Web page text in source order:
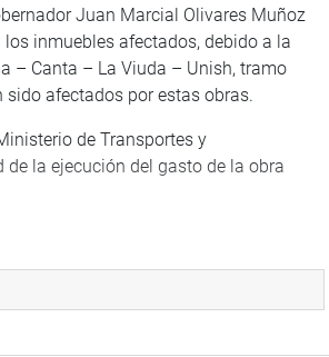
Juan Marcial Olivares Muñoz
inmuebles afectados, debido a la
– Canta – La Viuda – Unish, tramo
sido afectados por estas obras.
de Transportes y
la ejecución del gasto de la obra